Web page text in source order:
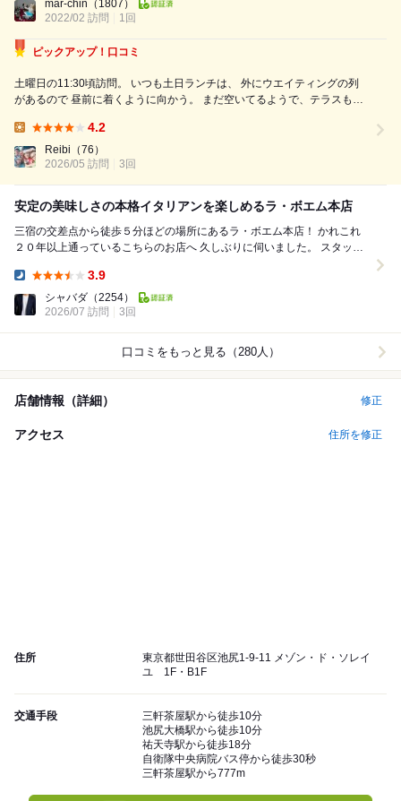
して利用します。 テラス席が空いてたので座を取り、立掛け...
mar-chin （1807）
2022/02 訪問
1回
ピックアップ！口コミ
土曜日の11:30頃訪問。 いつも土日ランチは、 外にウエイティングの列
があるので 昼前に着くように向かう。 まだ空いてるようで、テラスも二
4.2
Reibi （76）
2026/05 訪問
3回
安定の美味しさの本格イタリアンを楽しめるラ・ボエム本店
三宿の交差点から徒歩５分ほどの場所にあるラ・ボエム本店！ かれこれ
２０年以上通っているこちらのお店へ 久しぶりに伺いました。 スタッフ
3.9
シャバダ （2254）
2026/07 訪問
3回
口コミをもっと見る（280人）
店舗情報（詳細） 修正
アクセス 住所を修正
住所
東京都世田谷区池尻1-9-11 メゾン・ド・ソレイ
ユ 1F・B1F
交通手段
三軒茶屋駅から徒歩10分
池尻大橋駅から徒歩10分
祐天寺駅から徒歩18分
自衛隊中央病院バス停から徒歩30秒
三軒茶屋駅から777m